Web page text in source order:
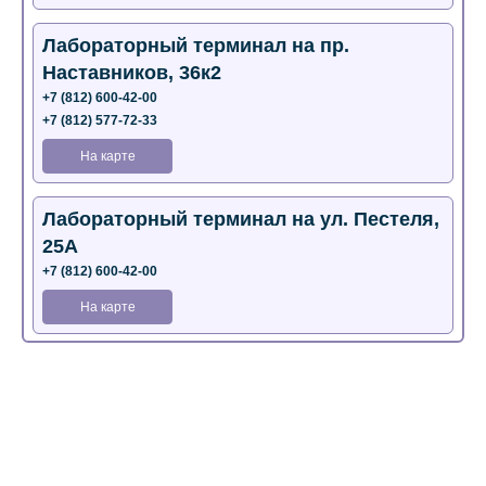
Лабораторный терминал на пр.
Наставников, 36к2
+7 (812) 600-42-00
+7 (812) 577-72-33
На карте
Лабораторный терминал на ул. Пестеля,
25А
+7 (812) 600-42-00
На карте